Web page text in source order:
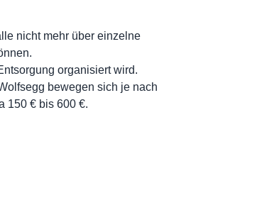
nicht mehr über einzelne
organisiert wird.
bewegen sich je nach
150 € bis 600 €.